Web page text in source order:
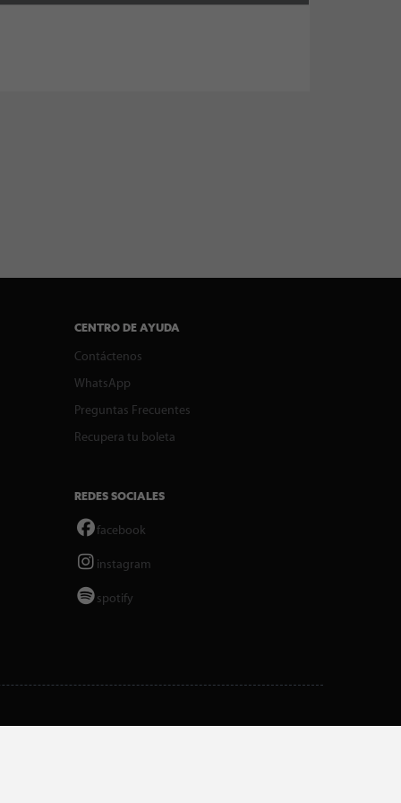
CENTRO DE AYUDA
Contáctenos
WhatsApp
Preguntas Frecuentes
Recupera tu boleta
REDES SOCIALES
facebook
instagram
spotify